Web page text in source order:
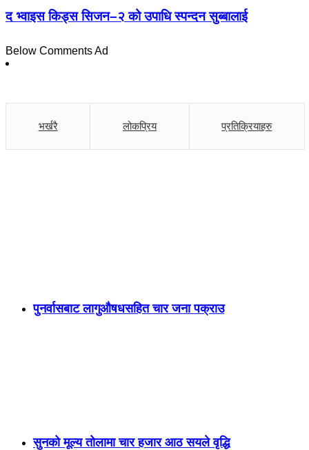
द भ्वाइस किड्स सिजन–२ को उपाधि स्पन्दन सुब्बालाई
Below Comments Ad
भर्खरै लोकप्रिय प्रतिक्रियाहरु
पुनर्वासबाट लागुऔषधसहित चार जना पक्राउ
सुनको मूल्य तोलामा चार हजार आठ सयले वृद्धि